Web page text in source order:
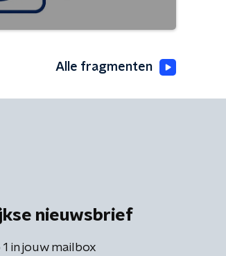
Alle fragmenten
nieuwsbrief
in jouw mailbox